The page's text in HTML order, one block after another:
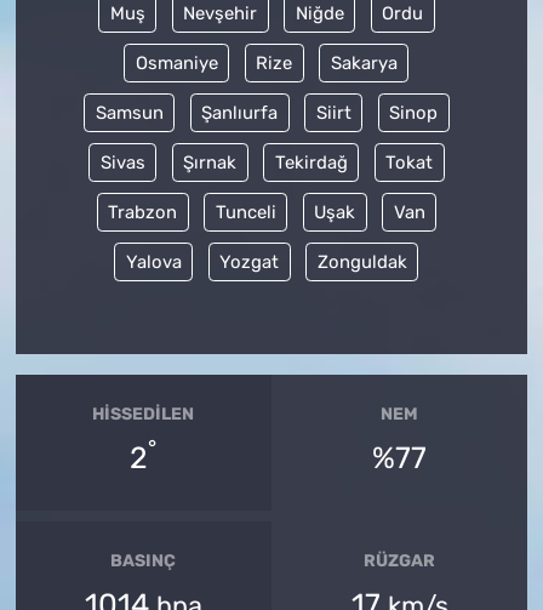
Muş Nevşehir Niğde Ordu
Osmaniye Rize Sakarya
Samsun Şanlıurfa Siirt Sinop
Sivas Şırnak Tekirdağ Tokat
Trabzon Tunceli Uşak Van
Yalova Yozgat Zonguldak
HISSEDILEN
2°
NEM
%77
BASINÇ RÜZGAR